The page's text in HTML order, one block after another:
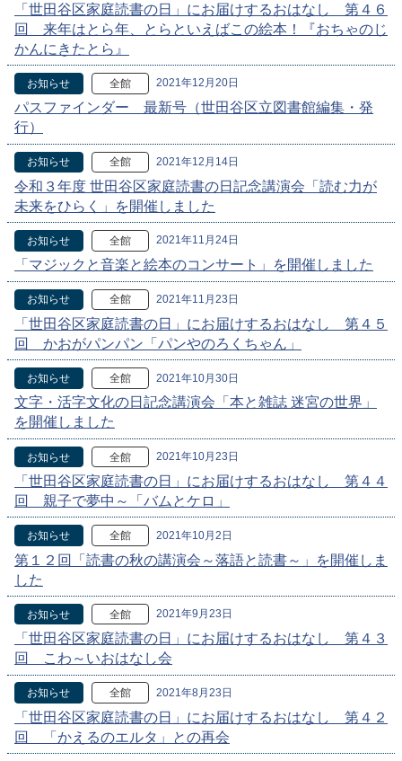
「世田谷区家庭読書の日」にお届けするおはなし 第４６
回 来年はとら年、とらといえばこの絵本！『おちゃのじ
かんにきたとら』
お知らせ 全館 2021年12月20日
パスファインダー 最新号（世田谷区立図書館編集・発
行）
お知らせ 全館 2021年12月14日
令和３年度 世田谷区家庭読書の日記念講演会「読む力が
未来をひらく」を開催しました
お知らせ 全館 2021年11月24日
「マジックと音楽と絵本のコンサート」を開催しました
お知らせ 全館 2021年11月23日
「世田谷区家庭読書の日」にお届けするおはなし 第４５
回 かおがパンパン「パンやのろくちゃん」
お知らせ 全館 2021年10月30日
文字・活字文化の日記念講演会「本と雑誌 迷宮の世界」
を開催しました
お知らせ 全館 2021年10月23日
「世田谷区家庭読書の日」にお届けするおはなし 第４４
回 親子で夢中～「バムとケロ」
お知らせ 全館 2021年10月2日
第１２回「読書の秋の講演会～落語と読書～」を開催しま
した
お知らせ 全館 2021年9月23日
「世田谷区家庭読書の日」にお届けするおはなし 第４３
回 こわ～いおはなし会
お知らせ 全館 2021年8月23日
「世田谷区家庭読書の日」にお届けするおはなし 第４２
回 「かえるのエルタ」との再会